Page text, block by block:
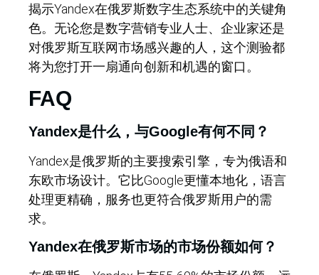
揭示Yandex在俄罗斯数字生态系统中的关键角
色。无论您是数字营销专业人士、企业家还是
对俄罗斯互联网市场感兴趣的人，这个测验都
将为您打开一扇通向创新和机遇的窗口。
FAQ
Yandex是什么，与Google有何不同？
Yandex是俄罗斯的主要搜索引擎，专为俄语和
东欧市场设计。它比Google更懂本地化，语言
处理更精确，服务也更符合俄罗斯用户的需
求。
Yandex在俄罗斯市场的市场份额如何？